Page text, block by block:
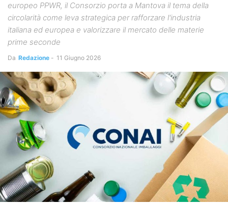
europeo PPWR, il Consorzio porta a Mantova il tema della
circolarità come leva strategica per rafforzare l'industria
italiana ed europea e valorizzare il mercato delle materie
prime seconde
Da Redazione - 11 Giugno 2026